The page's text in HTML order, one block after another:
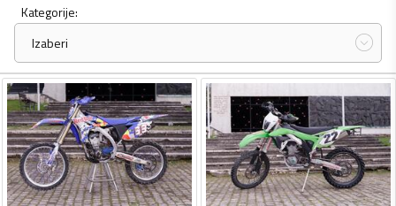
Kategorije:
Izaberi